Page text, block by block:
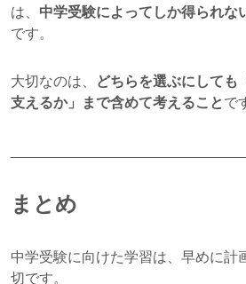
は、 中学受験によってしか得られな
です。
大切なのは、
どちらを選ぶにしても
支えるか」まで含めて考えることで
まとめ
中学受験に向けた学習は、早めに計
切です。